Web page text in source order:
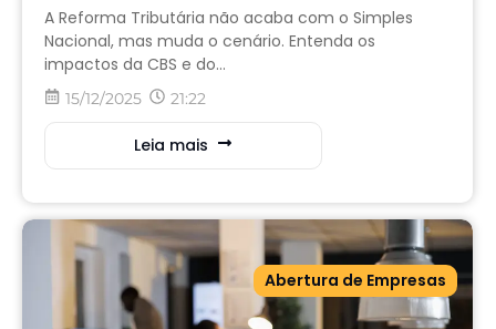
A Reforma Tributária não acaba com o Simples
Nacional, mas muda o cenário. Entenda os
impactos da CBS e do...
15/12/2025 21:22
Leia mais
Abertura de Empresas